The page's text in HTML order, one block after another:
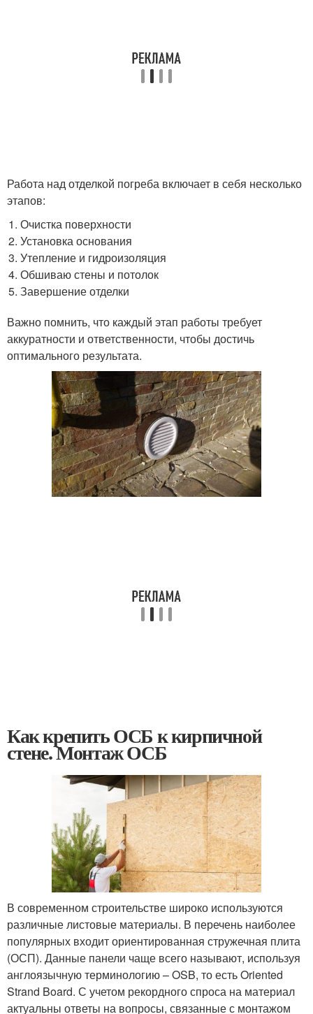
Работа над отделкой погреба включает в себя несколько
этапов:
Очистка поверхности
Установка основания
Утепление и гидроизоляция
Обшиваю стены и потолок
Завершение отделки
Важно помнить, что каждый этап работы требует
аккуратности и ответственности, чтобы достичь
оптимального результата.
Как крепить ОСБ к кирпичной
стене. Монтаж ОСБ
В современном строительстве широко используются
различные листовые материалы. В перечень наиболее
популярных входит ориентированная стружечная плита
(ОСП). Данные панели чаще всего называют, используя
англоязычную терминологию – OSB, то есть Oriented
Strand Board. С учетом рекордного спроса на материал
актуальны ответы на вопросы, связанные с монтажом